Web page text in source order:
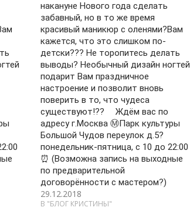
накануне Нового года сделать
забавный, но в то же время
красивый маникюр с оленями?Вам
кажется, что это слишком по-
детски??? Не торопитесь делать
выводы? Необычный дизайн ногтей
подарит Вам праздничное
настроение и позволит вновь
поверить в то, что чудеса
существуют!?? ⠀ Ждём вас по
адресу г.Москва Ⓜ️Парк культуры
Большой Чудов переулок д.5?
понедельник-пятница, с 10 до 22:00
⏰ (Возможна запись на выходные
по предварительной
договорённости с мастером?)
29.12.2018
В "БЛОГ КРИСТИНЫ"